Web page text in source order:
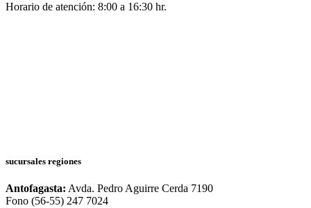
Horario de atención: 8:00 a 16:30 hr.
sucursales regiones
Antofagasta: Avda. Pedro Aguirre Cerda 7190
Fono (56-55) 247 7024